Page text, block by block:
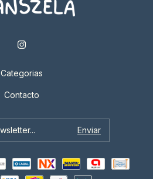
Categorias
Contacto